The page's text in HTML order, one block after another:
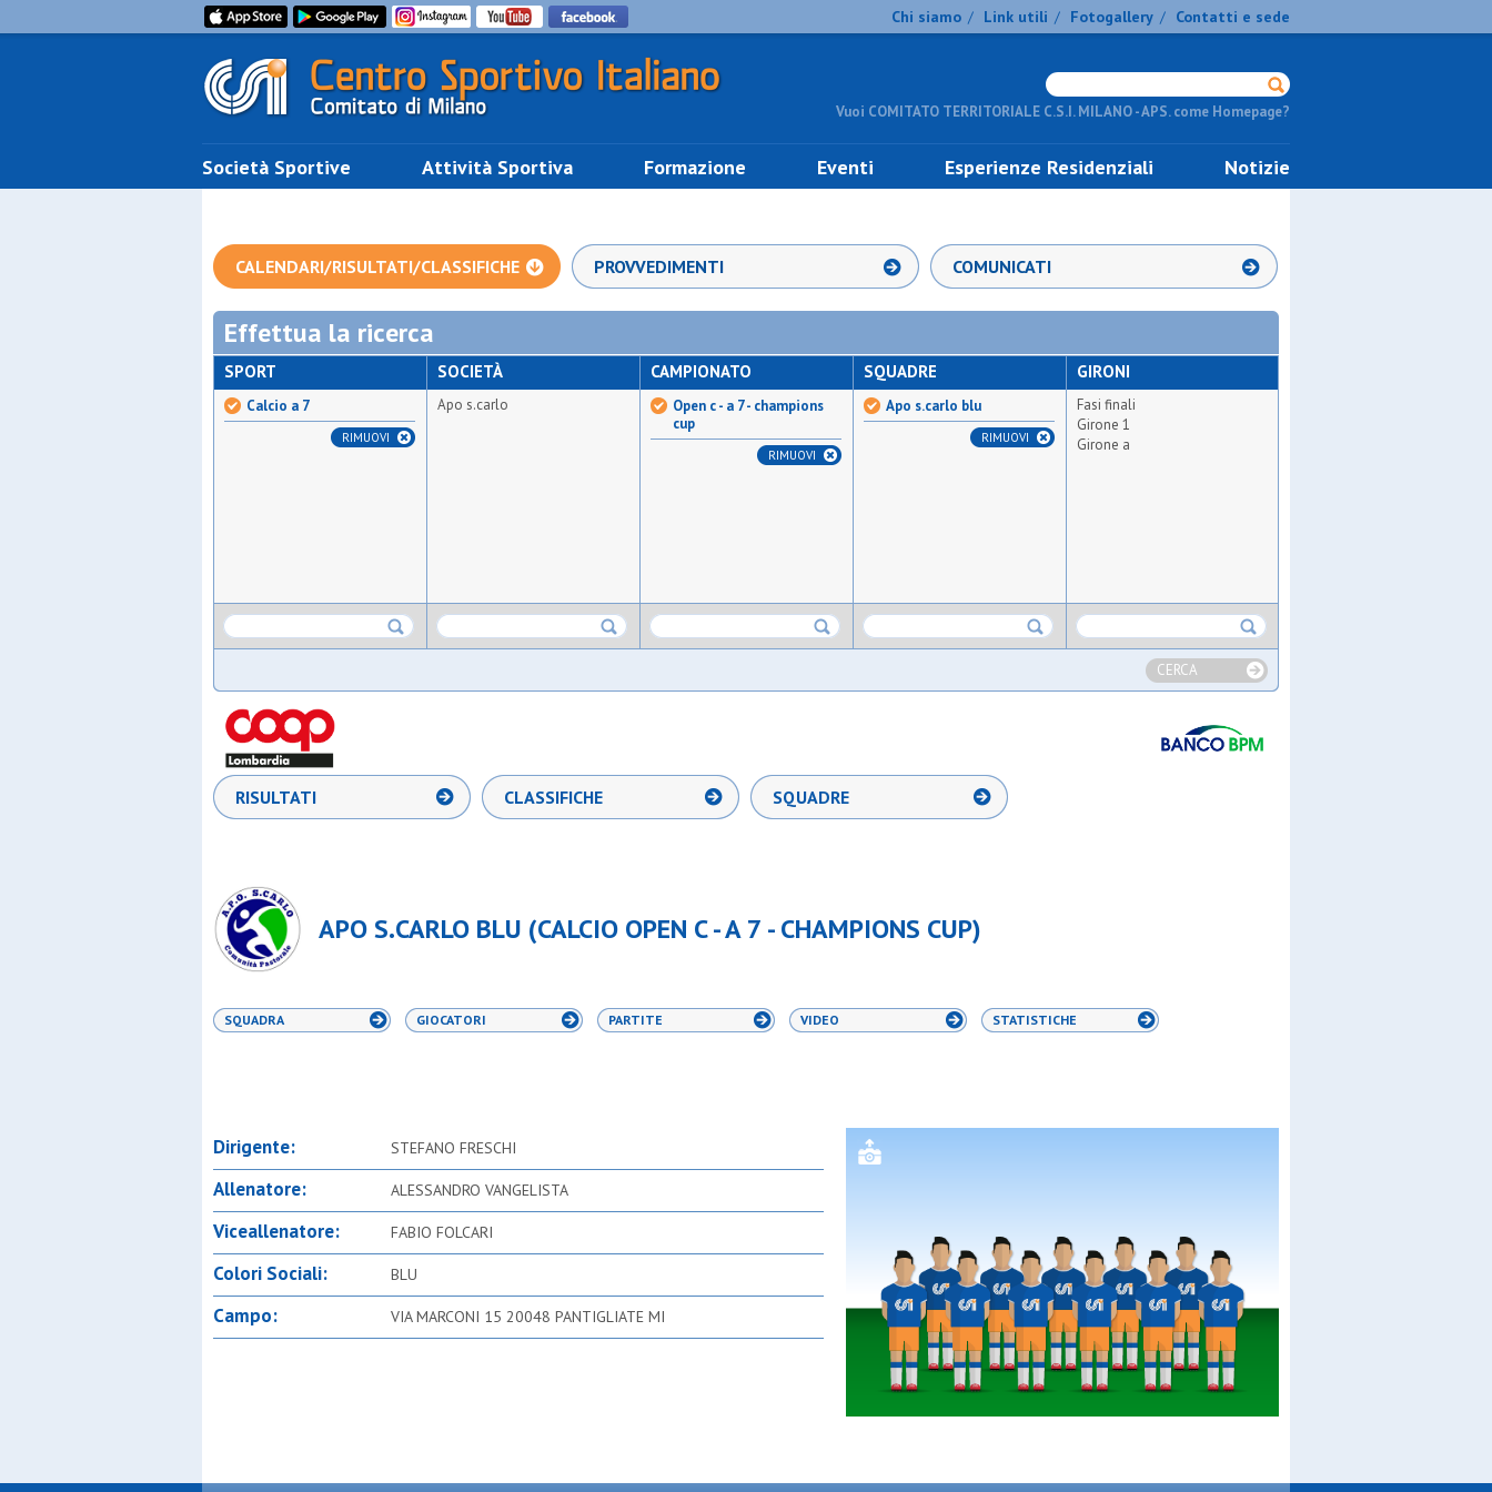
Chi siamo / Link utili / Fotogallery / Contatti e sede
Vuoi COMITATO TERRITORIALE C.S.I. MILANO - APS. come Homepage?
Società Sportive Attività Sportiva Formazione Eventi Esperienze Residenziali Notizie
CALENDARI/RISULTATI/CLASSIFICHE PROVVEDIMENTI COMUNICATI
Effettua la ricerca
SPORT
Calcio a 7
RIMUOVI
SOCIETÀ
Apo s.carlo
CAMPIONATO
Open c - a 7 - champions
cup
RIMUOVI
SQUADRE
Apo s.carlo blu
RIMUOVI
GIRONI
Fasi finali
Girone 1
Girone a
CERCA
RISULTATI CLASSIFICHE SQUADRE
APO S.CARLO BLU (CALCIO OPEN C - A 7 - CHAMPIONS CUP)
SQUADRA GIOCATORI PARTITE VIDEO STATISTICHE
Dirigente: STEFANO FRESCHI
Allenatore: ALESSANDRO VANGELISTA
Viceallenatore: FABIO FOLCARI
Colori Sociali: BLU
Campo: VIA MARCONI 15 20048 PANTIGLIATE MI